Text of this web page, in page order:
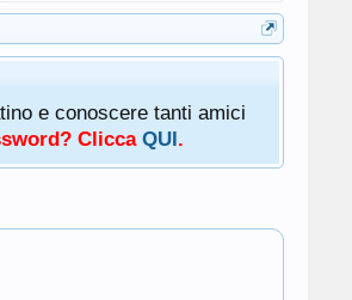
e conoscere tanti amici
Clicca QUI.